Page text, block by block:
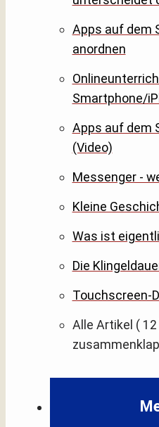
Apps auf dem
anordnen
Smartphone/
Apps auf dem
(Video)
Messenger -
Kleine
Was ist
Die
Touchscreen-
Alle Artikel ( 12